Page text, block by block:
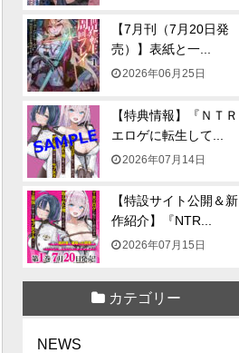
【7月刊（7月20日発
売）】表紙と一...
2026年06月25日
【特典情報】『ＮＴＲ
エロゲに転生して...
2026年07月14日
【特設サイト公開＆新
作紹介】『NTR...
2026年07月15日
カテゴリー
NEWS